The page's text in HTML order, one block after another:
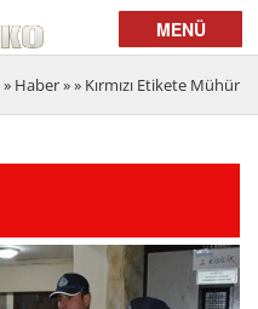
MENÜ
» Haber » » Kırmızı Etikete Mühür